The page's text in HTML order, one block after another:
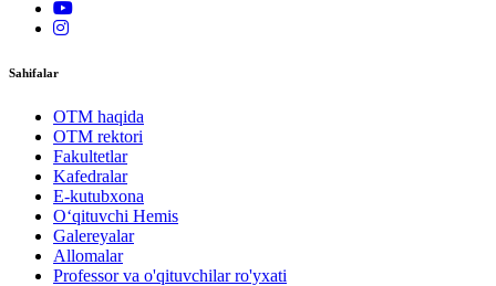
Sahifalar
OTM haqida
OTM rektori
Fakultetlar
Kafedralar
E-kutubxona
O‘qituvchi Hemis
Galereyalar
Allomalar
Professor va o'qituvchilar ro'yxati